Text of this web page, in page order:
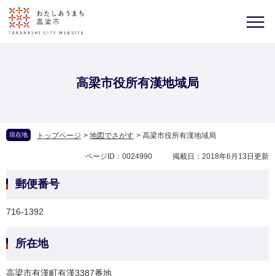
高梁市役所有漢地域局
現在地 トップページ > 地図でさがす > 高梁市役所有漢地域局
ページID：0024990 掲載日：2018年6月13日更新
郵便番号
716-1392
所在地
高梁市有漢町有漢3387番地